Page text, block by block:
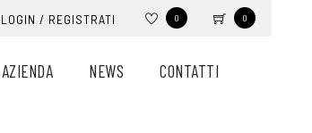
LOGIN / REGISTRATI 0 0
AZIENDA NEWS CONTATTI